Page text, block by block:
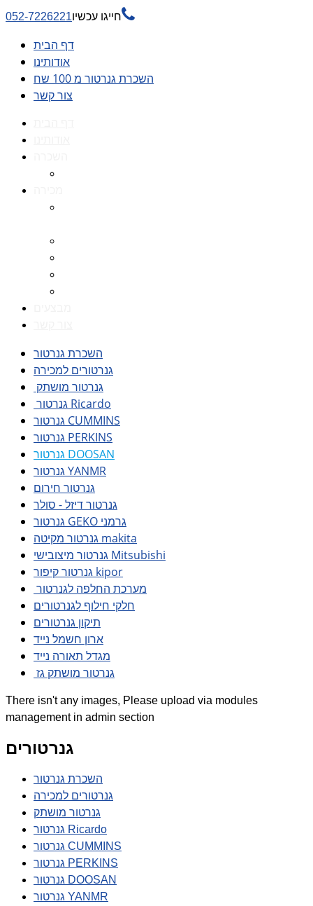
חייגו עכשיו052-7226221 
דף הבית
אודותינו
השכרת גנרטור מ 100 שח
צור קשר
השכרת גנרטור
גנרטורים למכירה
גנרטור מושתק
גנרטור Ricardo
גנרטור CUMMINS
גנרטור PERKINS
גנרטור DOOSAN
גנרטור YANMR
גנרטור חירום
גנרטור דיזל - סולר
גנרטור GEKO גרמני
גנרטור מקיטה makita
גנרטור מיצובישי Mitsubishi
גנרטור קיפור kipor
מערכת החלפה לגנרטור
חלקי חילוף לגנרטורים
תיקון גנרטורים
ארון חשמל נייד
מגדל תאורה נייד
גנרטור מושתק גז
There isn't any images, Please upload via modules
management in admin section
גנרטורים
השכרת גנרטור
גנרטורים למכירה
גנרטור מושתק
גנרטור Ricardo
גנרטור CUMMINS
גנרטור PERKINS
גנרטור DOOSAN
גנרטור YANMR